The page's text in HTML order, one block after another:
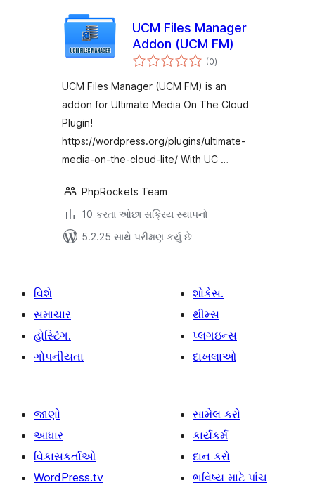
UCM Files Manager
Addon (UCM FM)
(0કુલ
રેટિંગ્સ
)
UCM Files Manager (UCM FM) is an
addon for Ultimate Media On The Cloud
Plugin!
https://wordpress.org/plugins/ultimate-
media-on-the-cloud-lite/ With UC …
PhpRockets Team
10 કરતા ઓછા સક્રિય સ્થાપનો
5.2.25 સાથે પરીક્ષણ કર્યું છે
વિશે
સમાચાર
હોસ્ટિંગ.
ગોપનીયતા
શોકેસ.
થીમ્સ
પ્લગઇન્સ
દાખલાઓ
જાણો
આધાર
વિકાસકર્તાઓ
WordPress.tv
સામેલ કરો
કાર્યકર્મ
દાન કરો
ભવિષ્ય માટે પાંચ